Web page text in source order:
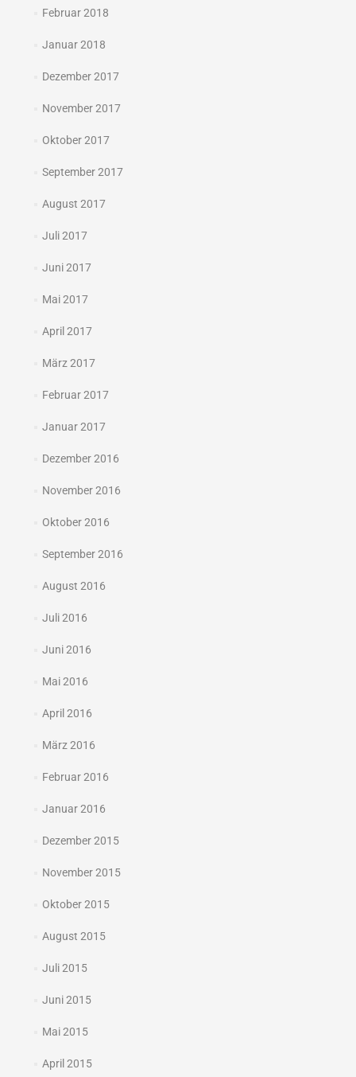
Februar 2018
Januar 2018
Dezember 2017
November 2017
Oktober 2017
September 2017
August 2017
Juli 2017
Juni 2017
Mai 2017
April 2017
März 2017
Februar 2017
Januar 2017
Dezember 2016
November 2016
Oktober 2016
September 2016
August 2016
Juli 2016
Juni 2016
Mai 2016
April 2016
März 2016
Februar 2016
Januar 2016
Dezember 2015
November 2015
Oktober 2015
August 2015
Juli 2015
Juni 2015
Mai 2015
April 2015